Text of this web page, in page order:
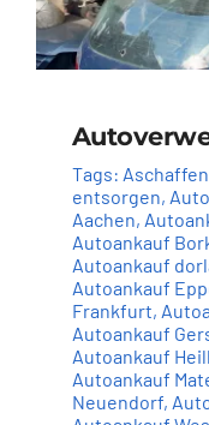
Tags:
entsorgen,
Aachen,
Autoankauf
Autoankauf
Autoankauf
Frankfurt,
Autoankauf
Autoankauf
Autoankauf
Neuendorf,